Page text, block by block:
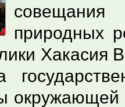
природных
Хакасия
окружающей